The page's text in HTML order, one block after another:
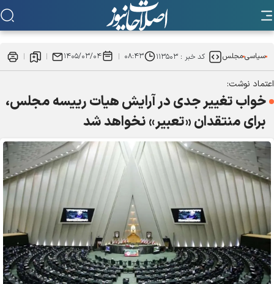
سیاسیمجلس کد خبر :۱۱۳۵۰۳ ۰۸:۴۳ ۱۴۰۵/۰۳/۰۴
اعتماد نوشت:
خواب تغییر جدی در آرایش هیات رییسه مجلس،
برای منتقدان «تعبیر» نخواهد شد